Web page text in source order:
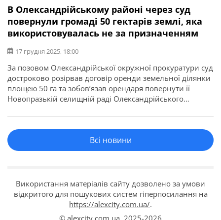
В Олександрійському районі через суд
повернули громаді 50 гектарів землі, яка
використовувалась не за призначенням
17 грудня 2025, 18:00
За позовом Олександрійської окружної прокуратури суд
достроково розірвав договір оренди земельної ділянки
площею 50 га та зобов’язав орендаря повернути її
Новопразькій селищній раді Олександрійського
прокуратура. Прокурори в суді довели, що земельна
ділянка, надана для сінокосіння та випасання худоби,
використовувалась не за цільовим призначенням — на
ній вирощувалися сільськогосподарські культури. […]
Всі новини
Використання матеріалів сайту дозволено за умови
відкритого для пошукових систем гіперпосилання на
https://alexcity.com.ua/.
© alexcity.com.ua, 2025-2026